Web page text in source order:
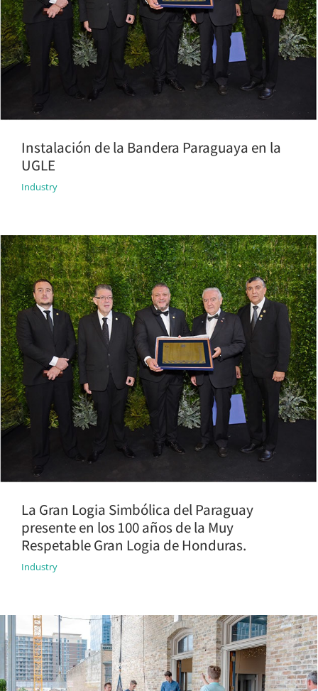
Instalación de la Bandera Paraguaya en la
UGLE
Industry
La Gran Logia Simbólica del Paraguay
presente en los 100 años de la Muy
Respetable Gran Logia de Honduras.
Industry